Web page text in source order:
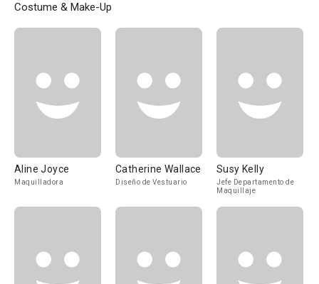
Costume & Make-Up
Aline Joyce
Maquilladora
Catherine Wallace
Diseño de Vestuario
Susy Kelly
Jefe Departamento de
Maquillaje